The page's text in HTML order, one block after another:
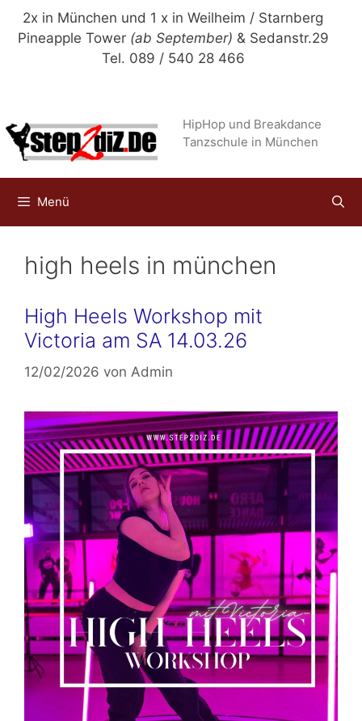
Zum
Inhalt
2x in München und 1 x in Weilheim / Starnberg
Pineapple Tower (ab September) & Sedanstr.29
Tel. 089 / 540 28 466
HipHop und Breakdance
Tanzschule in München
Menü
high heels in münchen
High Heels Workshop mit
Victoria am SA 14.03.26
12/02/2026 von Admin